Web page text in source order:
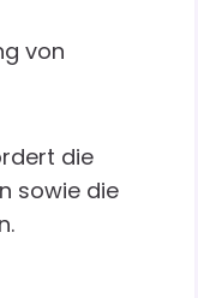
von
die
sowie die